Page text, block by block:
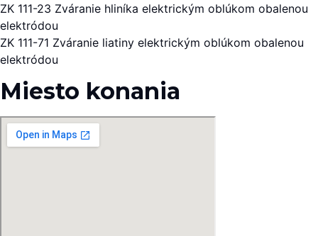
ZK 111-23 Zváranie hliníka elektrickým oblúkom obalenou
elektródou
ZK 111-71 Zváranie liatiny elektrickým oblúkom obalenou
elektródou
Miesto konania